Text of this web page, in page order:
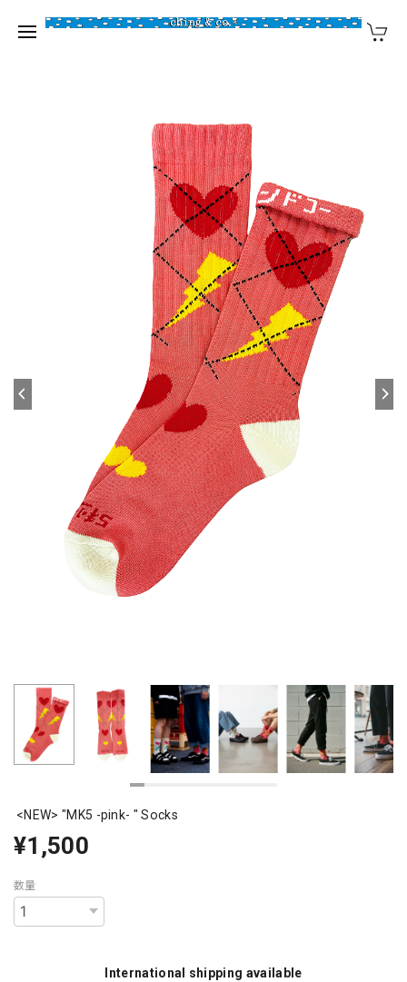
<NEW> "MK5 -pink- " Socks
¥1,500
数量
International shipping available